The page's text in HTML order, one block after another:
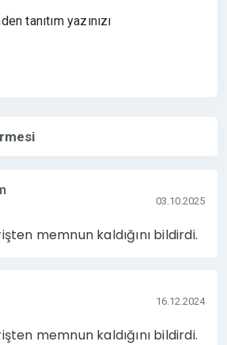
tanıtım yazınızı
03.10.2025
memnun kaldığını bildirdi.
16.12.2024
memnun kaldığını bildirdi.